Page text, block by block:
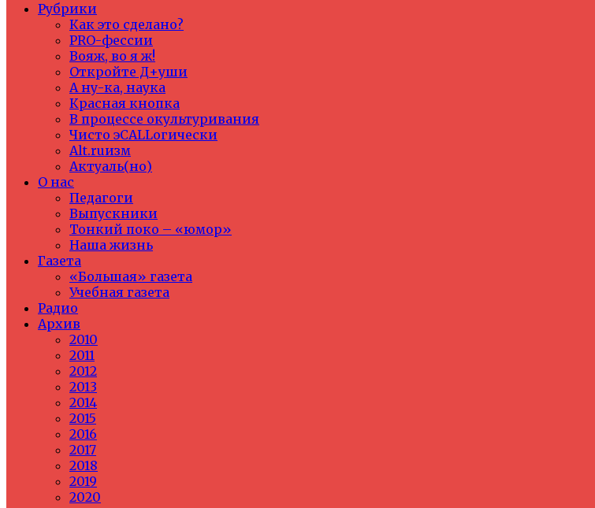
Рубрики
Как это сделано?
PRO-фессии
Вояж, во я ж!
Откройте Д+уши
А ну-ка, наука
Красная кнопка
В процессе окультуривания
Чисто эCALLогически
Alt.ruизм
Актуаль(но)
О нас
Педагоги
Выпускники
Тонкий поко – «юмор»
Наша жизнь
Газета
«Большая» газета
Учебная газета
Радио
Архив
2010
2011
2012
2013
2014
2015
2016
2017
2018
2019
2020